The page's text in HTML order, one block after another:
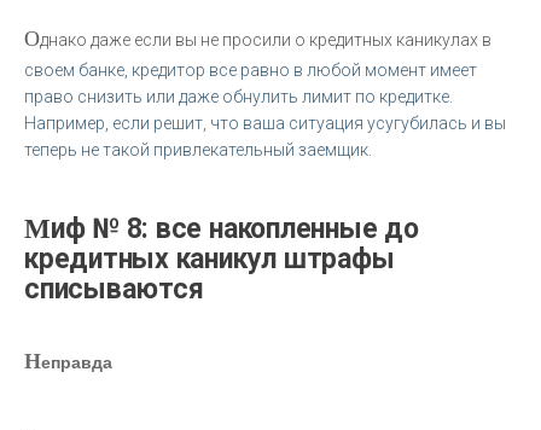
Однако даже если вы не просили о кредитных каникулах в
своем банке, кредитор все равно в любой момент имеет
право снизить или даже обнулить лимит по кредитке.
Например, если решит, что ваша ситуация усугубилась и вы
теперь не такой привлекательный заемщик.
Миф № 8: все накопленные до
кредитных каникул штрафы
списываются
Неправда